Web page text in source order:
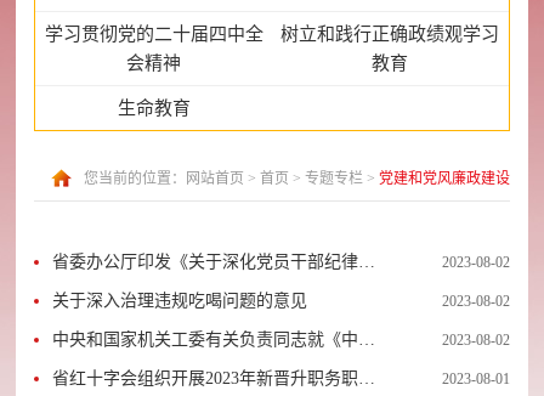
学习贯彻党的二十届四中全
会精神
树立和践行正确政绩观学习
教育
生命教育
您当前的位置： 网站首页 > 首页 > 专题专栏 > 党建和党风廉政建设
省委办公厅印发《关于深化党员干部纪律教
育工作的意见》
2023-08-02
关于深入治理违规吃喝问题的意见 2023-08-02
中央和国家机关工委有关负责同志就《中央
和国家机关部门机关纪委工作规则》答记者
2023-08-02
省红十字会组织开展2023年新晋升职务职级 2023-08-01